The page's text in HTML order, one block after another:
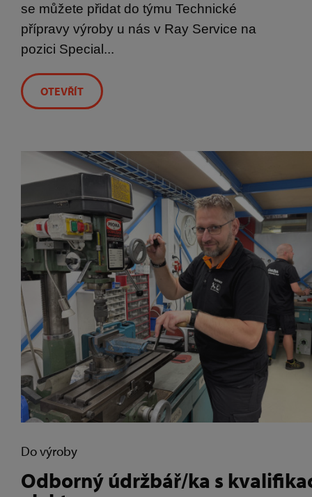
se můžete přidat do týmu Technické
přípravy výroby u nás v Ray Service na
pozici Special...
OTEVŘÍT
Do výroby
Odborný údržbář/ka s